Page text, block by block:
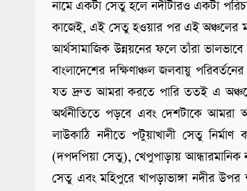
নামে একটা সেতু হলে নদীটারও একটা
কাজেই, এই সেতু হওয়ার পর এই অঞ্চলের
আর্থসামাজিক উন্নয়নের ফলে তাঁরা
বাংলাদেশের দক্ষিণাঞ্চল জলবায়ু
যত দ্রুত আমরা করতে পারি ততই এ
অর্থনীতিতে পড়বে এবং দেশটাকে আমরা
লাউকাঠি নদীতে পটুয়াখালী সেতু
(দপদপিয়া সেতু), খেপুপাড়ায়
সেতু এবং মহিপুরে খাপড়াভাঙ্গা নদীর